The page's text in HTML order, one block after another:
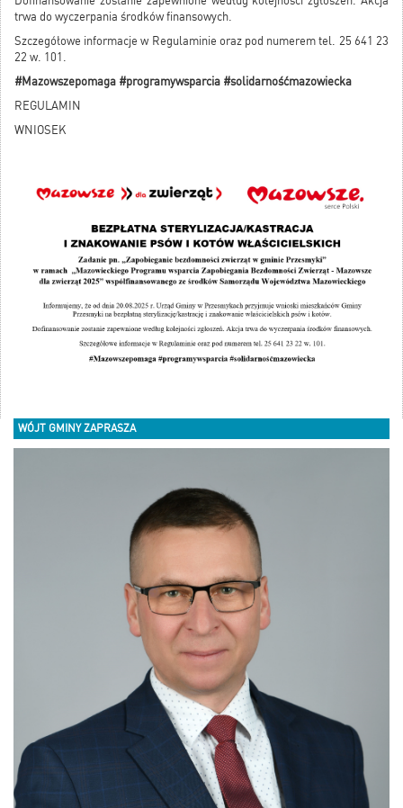
trwa do wyczerpania środków finansowych.
Szczegółowe informacje w Regulaminie oraz pod numerem tel. 25 641 23
22 w. 101.
#Mazowszepomaga #programywsparcia #solidarnośćmazowiecka
REGULAMIN
WNIOSEK
WÓJT GMINY ZAPRASZA